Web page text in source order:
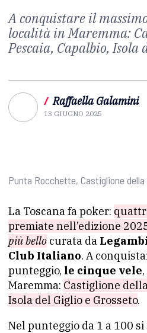
A conquistare il
località in Maremma:
Pescaia, Capalbio, Isola
/ Raffaella Galamini
13 GIUGNO 2025
Punta Rocchette, Castiglione
La Toscana fa poker:
premiate nell’edizione
più bello curata da
Club Italiano. A
punteggio, le cinque vele
Maremma: Castiglione
Isola del Giglio e Grosseto.
Nel punteggio da 1 a 100